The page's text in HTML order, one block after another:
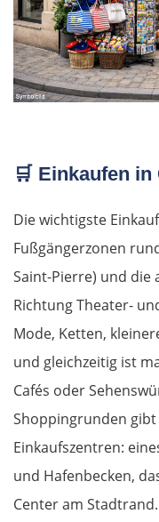
🛒 Einkaufen in
Die wichtigste
Fußgängerzonen
Saint-Pierre) und die
Richtung Theater-
Mode, Ketten,
und gleichzeitig ist
Cafés oder
Shoppingrunden
Einkaufszentren:
und Hafenbecken,
Center am Stadtrand.